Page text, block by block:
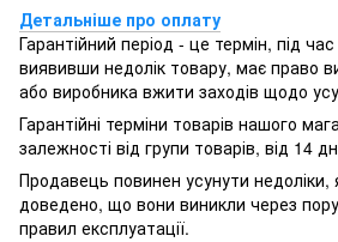
Детальніше про оплату
Гарантійний період - це термін, під час
виявивши недолік товару, має право
або виробника вжити заходів щодо
Гарантійні терміни товарів нашого
залежності від групи товарів, від 14
Продавець повинен усунути
доведено, що вони виникли через
правил експлуатації.